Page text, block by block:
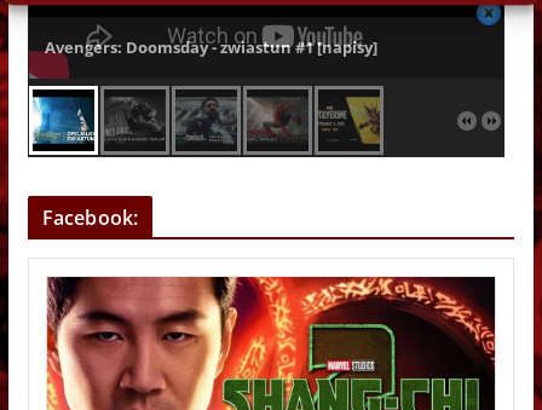
Avengers: Doomsday - zwiastun #1 [napisy]
Facebook: